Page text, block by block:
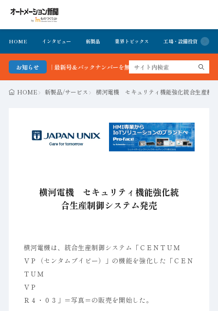
HOME インタビュー 新製品 業界トピックス 工場・設備投資
お知らせ
ン新聞 最新号＆バックナンバーを無料で公開中 詳細はこちら
HOME 新製品/サービス 横河電機 セキュリティ機能強化統合生産制
横河電機 セキュリティ機能強化統
合生産制御システム発売
横河電機は、統合生産制御システム「ＣＥＮＴＵＭ
ＶＰ（センタムブイピー）」の機能を強化した「ＣＥＮ
ＴＵＭ
ＶＰ
Ｒ４・０３」＝写真＝の販売を開始した。